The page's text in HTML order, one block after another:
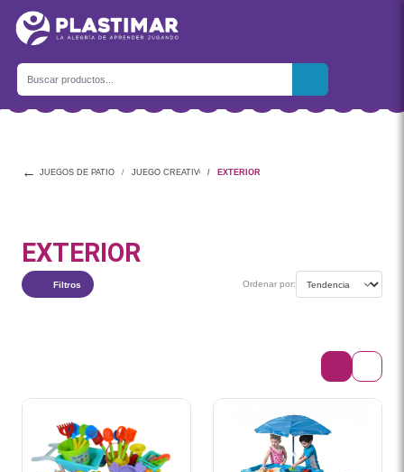
← JUEGOS DE PATIO JUEGO CREATIVO EXTERIOR
EXTERIOR
Filtros Ordenar por: